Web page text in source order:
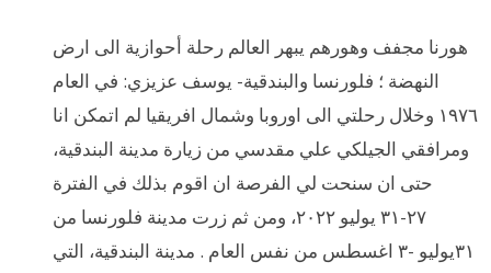
هورنا مجفف وهورهم يبهر العالم رحلة أحوازية الى ارض
النهضة ؛ فلورنسا والبندقية- يوسف عزيزي: في العام
١٩٧٦ وخلال رحلتي الى اوروبا وشمال افريقيا لم اتمكن انا
ومرافقي الجيلكي علي مقدسي من زيارة مدينة البندقية،
حتى ان سنحت لي الفرصة ان اقوم بذلك في الفترة
٢٧-٣١ يوليو ٢٠٢٢، ومن ثم زرت مدينة فلورنسا من
٣١يوليو -٣ اغسطس من نفس العام . مدينة البندقية، التي